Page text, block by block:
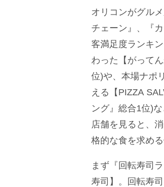
オリコンがグル
チェーン』、『
客満足度ランキ
わった【がって
位)や、本場ナポ
える【PIZZA
ング』総合1位)
店舗を見ると、
格的な食を求め
まず『回転寿司
寿司】。回転寿